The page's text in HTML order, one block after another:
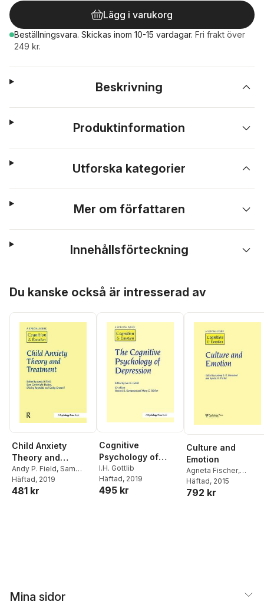
Lägg i varukorg
Beställningsvara. Skickas inom 10-15 vardagar. Fri frakt över
249 kr.
Beskrivning
Produktinformation
Utforska kategorier
Mer om författaren
Innehållsförteckning
Du kanske också är intresserad av
Child Anxiety
Theory and
Treatment
Andy P. Field, Sam
Cartwright-Hatton
Häftad, 2019
481 kr
Cognitive
Psychology of
Depression
I.H. Gottlib
Häftad, 2019
495 kr
Culture and
Emotion
Agneta Fischer,
Anthony Manstead
Häftad, 2015
792 kr
Mina sidor